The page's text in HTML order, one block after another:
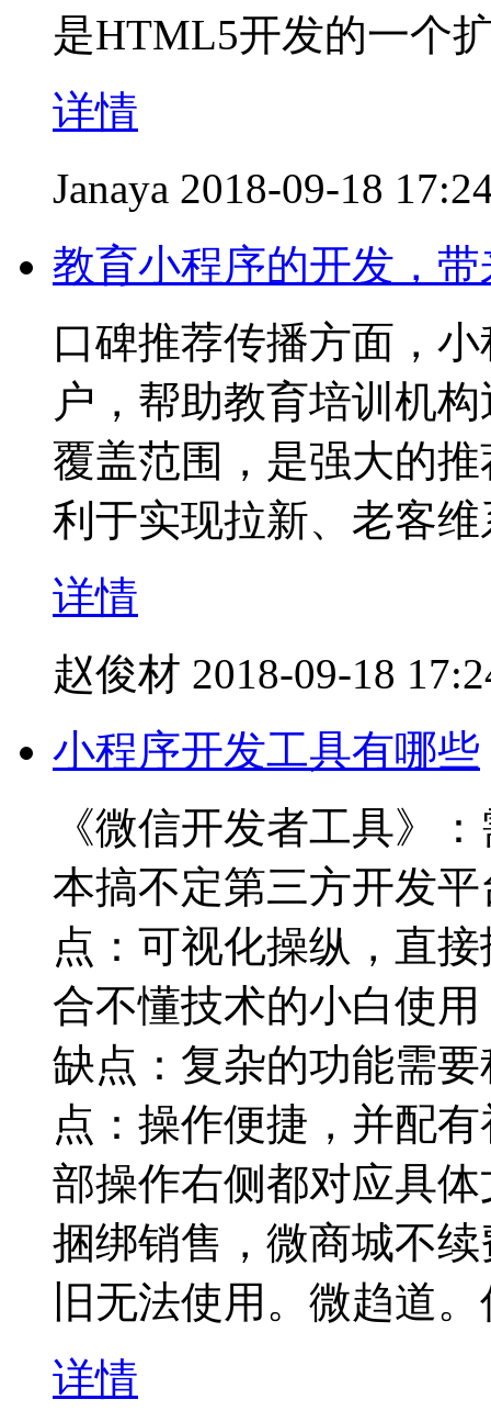
是HTML5开发的一个
详情
Janaya 2018-09-18
教育小程序的开发，
口碑推荐传播方面，
户，帮助教育培训机
覆盖范围，是强大的
利于实现拉新、老客
详情
赵俊材 2018-09-18
小程序开发工具有哪些
《微信开发者工具》
本搞不定第三方开发
点：可视化操纵，直
合不懂技术的小白使
缺点：复杂的功能需
点：操作便捷，并配
部操作右侧都对应具
捆绑销售，微商城不
旧无法使用。微趋道
详情